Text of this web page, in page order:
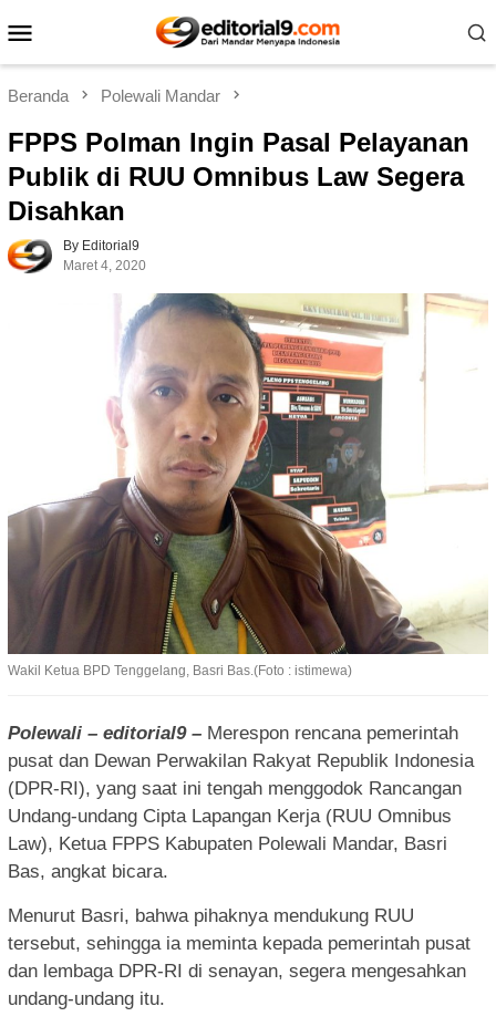
ke
Mobile
Beranda Polewali Mandar
FPPS Polman Ingin Pasal Pelayanan
Publik di RUU Omnibus Law Segera
Disahkan
By Editorial9
Maret 4, 2020
Wakil Ketua BPD Tenggelang, Basri Bas.(Foto : istimewa)
Polewali – editorial9 – Merespon rencana pemerintah
pusat dan Dewan Perwakilan Rakyat Republik Indonesia
(DPR-RI), yang saat ini tengah menggodok Rancangan
Undang-undang Cipta Lapangan Kerja (RUU Omnibus
Law), Ketua FPPS Kabupaten Polewali Mandar, Basri
Bas, angkat bicara.
Menurut Basri, bahwa pihaknya mendukung RUU
tersebut, sehingga ia meminta kepada pemerintah pusat
dan lembaga DPR-RI di senayan, segera mengesahkan
undang-undang itu.